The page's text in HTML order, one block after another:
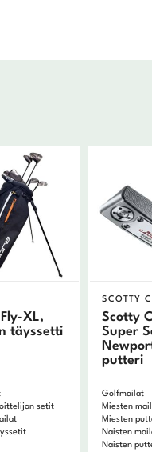
XL,
täyssetti
setit
SCOTTY
Scotty
Super
putteri
Golfmailat
Miesten
Miesten
Naisten
Naisten